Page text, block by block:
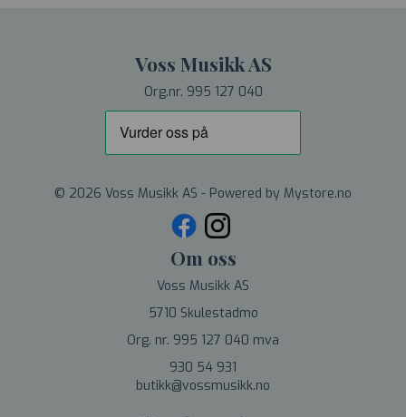
Voss Musikk AS
Org.nr. 995 127 040
© 2026 Voss Musikk AS - Powered by Mystore.no
Om oss
Voss Musikk AS
5710 Skulestadmo
Org. nr. 995 127 040 mva
930 54 931
butikk@vossmusikk.no